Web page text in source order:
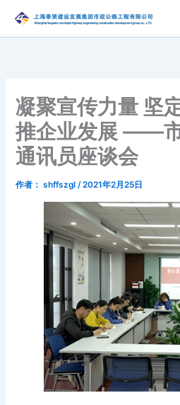
内
凝聚宣传力量 坚
推企业发展 ——
通讯员座谈会
作者： shffszgl/2021年2月25日